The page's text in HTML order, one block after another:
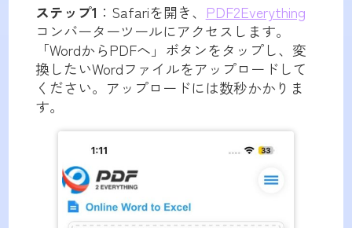
ステップ1 ：Safariを開き、 PDF2Everything
コンバーターツールにアクセスします。
「WordからPDFへ」ボタンをタップし、変
換したいWordファイルをアップロードして
ください。アップロードには数秒かかりま
す。